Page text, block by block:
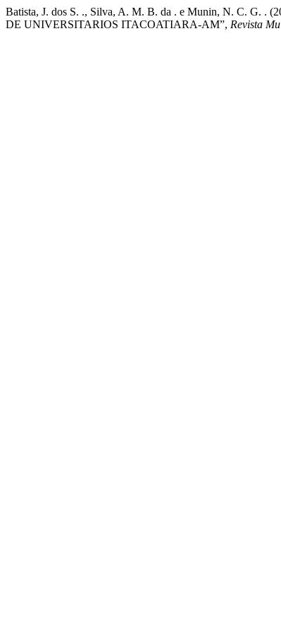
Batista, J. dos S. ., Silva, A. M. B. da . e Munin, N. C. G.
DE UNIVERSITARIOS ITACOATIARA-AM”, Revista